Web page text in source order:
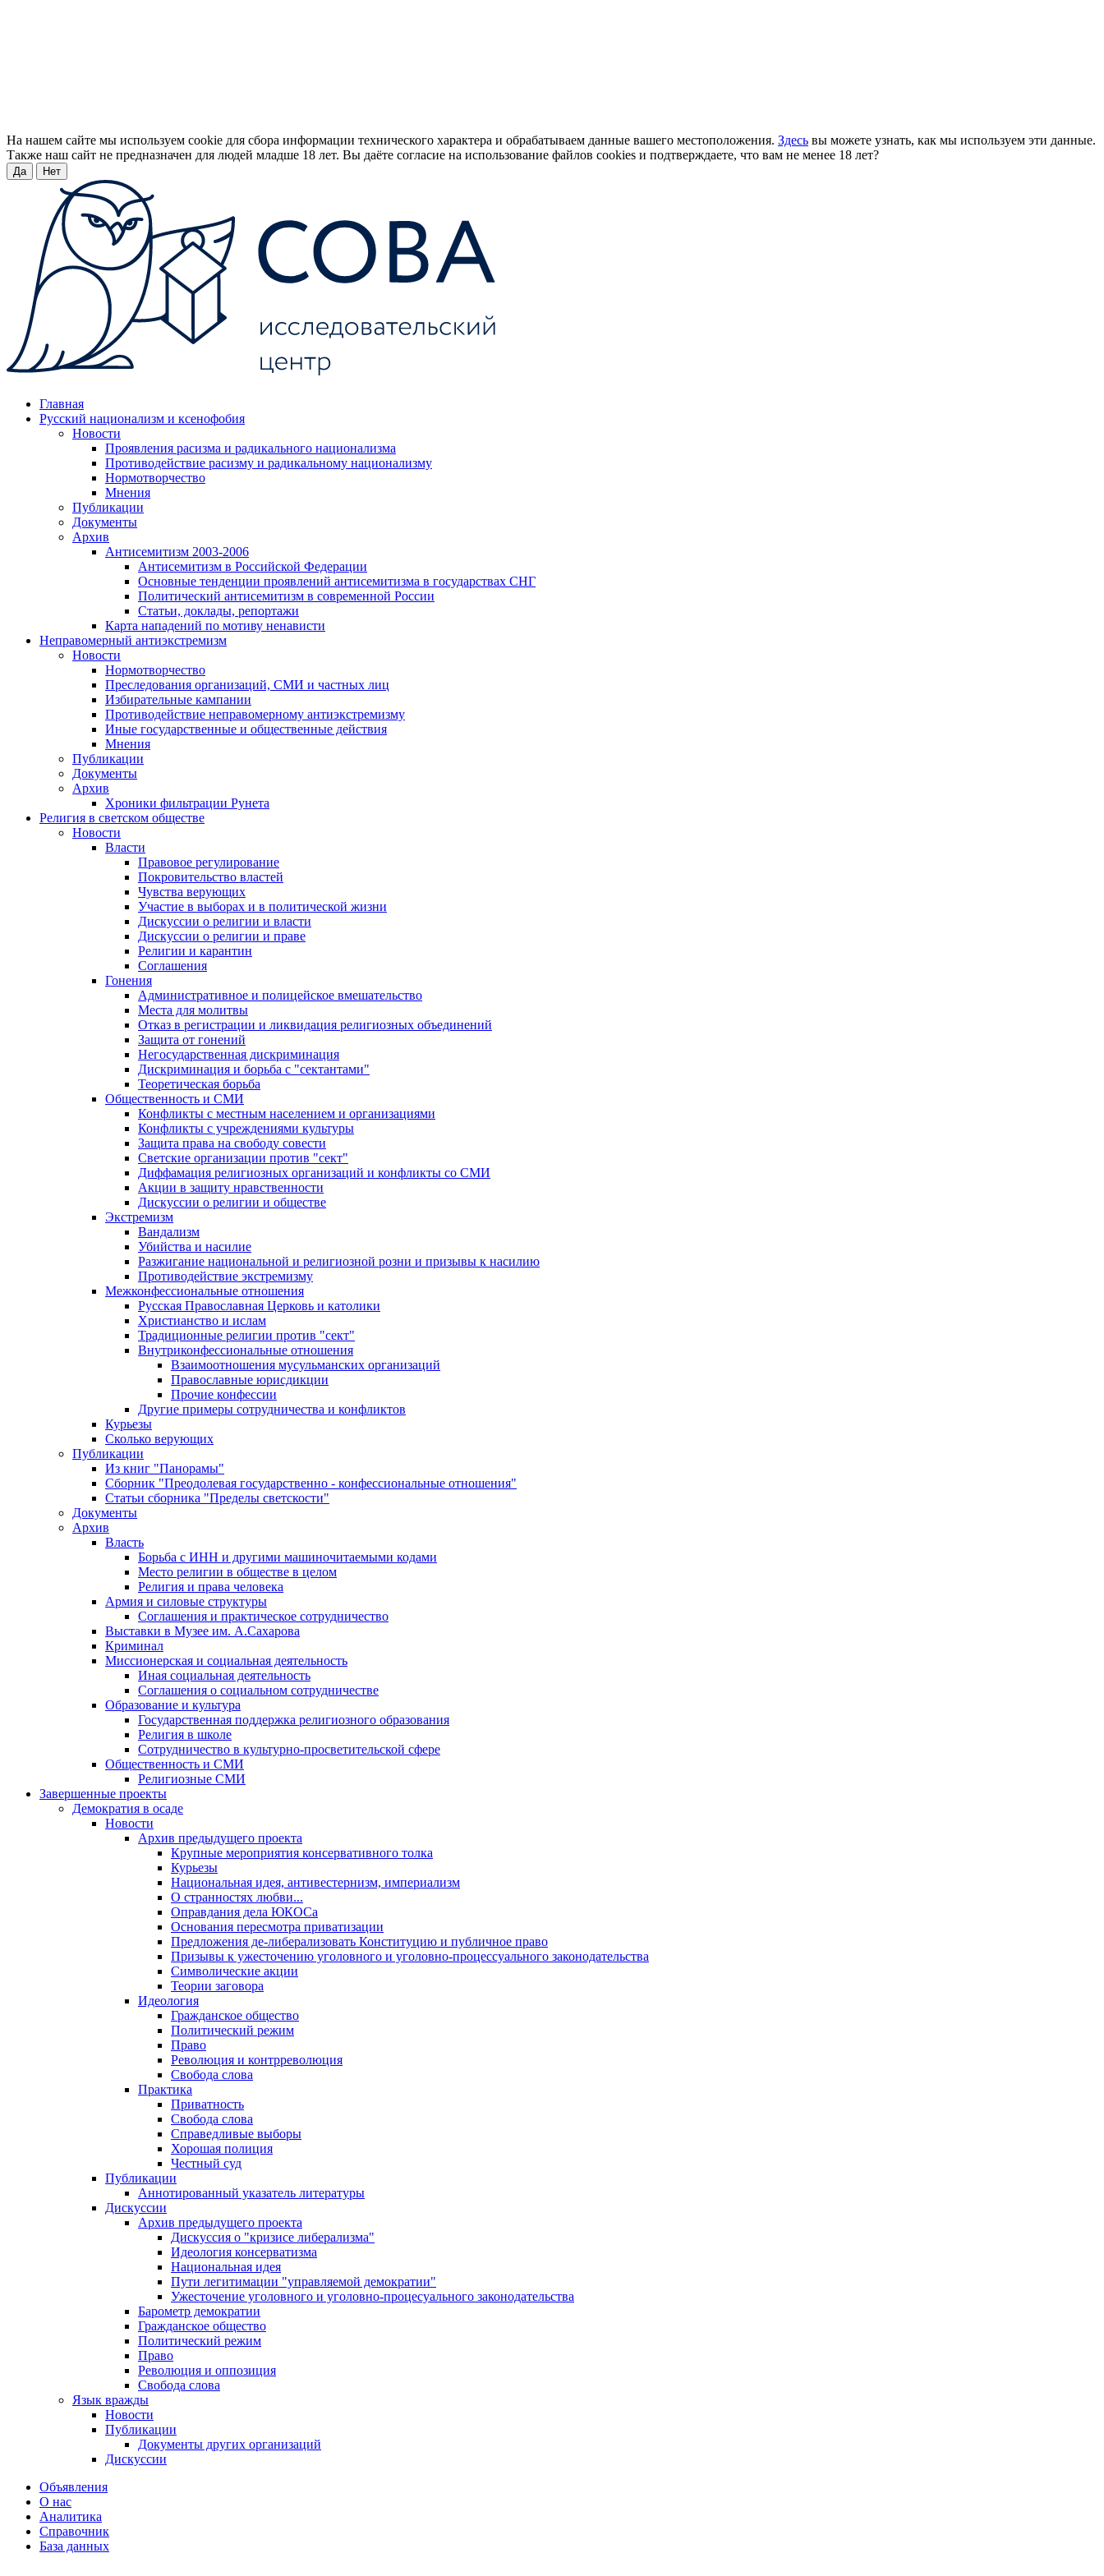
На нашем сайте мы используем cookie для сбора информации технического характера и обрабатываем данные вашего местоположения. Здесь вы можете узнать, как мы используем эти данные.
Также наш сайт не предназначен для людей младше 18 лет. Вы даёте согласие на использование файлов cookies и подтверждаете, что вам не менее 18 лет?
Да Нет
Главная
Русский национализм и ксенофобия
Новости
Проявления расизма и радикального национализма
Противодействие расизму и радикальному национализму
Нормотворчество
Мнения
Публикации
Документы
Архив
Антисемитизм 2003-2006
Антисемитизм в Российской Федерации
Основные тенденции проявлений антисемитизма в государствах СНГ
Политический антисемитизм в современной России
Статьи, доклады, репортажи
Карта нападений по мотиву ненависти
Неправомерный антиэкстремизм
Новости
Нормотворчество
Преследования организаций, СМИ и частных лиц
Избирательные кампании
Противодействие неправомерному антиэкстремизму
Иные государственные и общественные действия
Мнения
Публикации
Документы
Архив
Хроники фильтрации Рунета
Религия в светском обществе
Новости
Власти
Правовое регулирование
Покровительство властей
Чувства верующих
Участие в выборах и в политической жизни
Дискуссии о религии и власти
Дискуссии о религии и праве
Религии и карантин
Соглашения
Гонения
Административное и полицейское вмешательство
Места для молитвы
Отказ в регистрации и ликвидация религиозных объединений
Защита от гонений
Негосударственная дискриминация
Дискриминация и борьба с "сектантами"
Теоретическая борьба
Общественность и СМИ
Конфликты с местным населением и организациями
Конфликты с учреждениями культуры
Защита права на свободу совести
Светские организации против "сект"
Диффамация религиозных организаций и конфликты со СМИ
Акции в защиту нравственности
Дискуссии о религии и обществе
Экстремизм
Вандализм
Убийства и насилие
Разжигание национальной и религиозной розни и призывы к насилию
Противодействие экстремизму
Межконфессиональные отношения
Русская Православная Церковь и католики
Христианство и ислам
Традиционные религии против "сект"
Внутриконфессиональные отношения
Взаимоотношения мусульманских организаций
Православные юрисдикции
Прочие конфессии
Другие примеры сотрудничества и конфликтов
Курьезы
Сколько верующих
Публикации
Из книг "Панорамы"
Сборник "Преодолевая государственно - конфессиональные отношения"
Статьи сборника "Пределы светскости"
Документы
Архив
Власть
Борьба с ИНН и другими машиночитаемыми кодами
Место религии в обществе в целом
Религия и права человека
Армия и силовые структуры
Соглашения и практическое сотрудничество
Выставки в Музее им. А.Сахарова
Криминал
Миссионерская и социальная деятельность
Иная социальная деятельность
Соглашения о социальном сотрудничестве
Образование и культура
Государственная поддержка религиозного образования
Религия в школе
Сотрудничество в культурно-просветительской сфере
Общественность и СМИ
Религиозные СМИ
Завершенные проекты
Демократия в осаде
Новости
Архив предыдущего проекта
Крупные мероприятия консервативного толка
Курьезы
Национальная идея, антивестернизм, империализм
О странностях любви...
Оправдания дела ЮКОСа
Основания пересмотра приватизации
Предложения де-либерализовать Конституцию и публичное право
Призывы к ужесточению уголовного и уголовно-процессуального законодательства
Символические акции
Теории заговора
Идеология
Гражданское общество
Политический режим
Право
Революция и контрреволюция
Свобода слова
Практика
Приватность
Свобода слова
Справедливые выборы
Хорошая полиция
Честный суд
Публикации
Аннотированный указатель литературы
Дискуссии
Архив предыдущего проекта
Дискуссия о "кризисе либерализма"
Идеология консерватизма
Национальная идея
Пути легитимации "управляемой демократии"
Ужесточение уголовного и уголовно-процесуального законодательства
Барометр демократии
Гражданское общество
Политический режим
Право
Революция и оппозиция
Свобода слова
Язык вражды
Новости
Публикации
Документы других организаций
Дискуссии
Объявления
О нас
Аналитика
Справочник
База данных